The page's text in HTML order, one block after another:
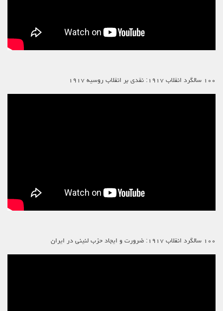
۱۰۰ سالگرد انقلاب ۱۹۱۷: نقدی بر انقلاب روسیه ۱۹۱۷
۱۰۰ سالگرد انقلاب ۱۹۱۷: ضرورت و ایجاد حزب لنینی در ایران